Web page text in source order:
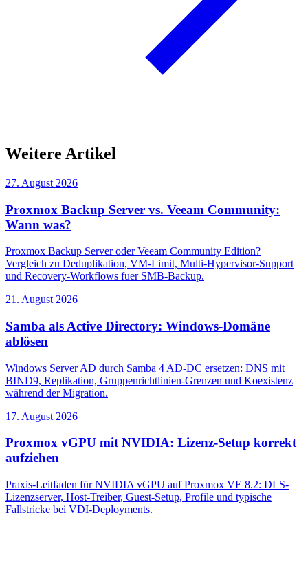
Weitere Artikel
27. August 2026
Proxmox Backup Server vs. Veeam Community:
Wann was?
Proxmox Backup Server oder Veeam Community Edition?
Vergleich zu Deduplikation, VM-Limit, Multi-Hypervisor-Support
und Recovery-Workflows fuer SMB-Backup.
21. August 2026
Samba als Active Directory: Windows-Domäne
ablösen
Windows Server AD durch Samba 4 AD-DC ersetzen: DNS mit
BIND9, Replikation, Gruppenrichtlinien-Grenzen und Koexistenz
während der Migration.
17. August 2026
Proxmox vGPU mit NVIDIA: Lizenz-Setup korrekt
aufziehen
Praxis-Leitfaden für NVIDIA vGPU auf Proxmox VE 8.2: DLS-
Lizenzserver, Host-Treiber, Guest-Setup, Profile und typische
Fallstricke bei VDI-Deployments.